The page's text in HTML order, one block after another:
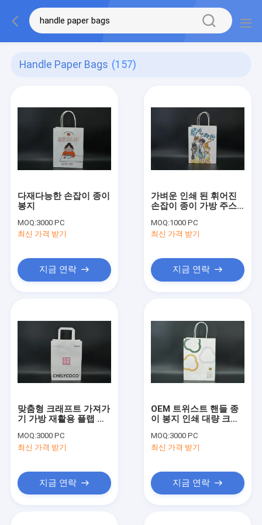
Handle Paper Bags (157)
다재다능한 손잡이 종이
봉지
MOQ:3000 PC
최신 가격 받기
지금 연락
가벼운 인쇄 된 휘어진
손잡이 종이 가방 주스
MOQ:1000 PC
최신 가격 받기
지금 연락
맞춤형 크래프트 가져가
기 가방 재활용 플랩 로
MOQ:3000 PC
최신 가격 받기
지금 연락
OEM 트위스트 핸들 종
이 봉지 인쇄 대량 크래
MOQ:3000 PC
최신 가격 받기
지금 연락